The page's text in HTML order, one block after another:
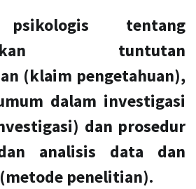
tentang
tuntutan
(klaim pengetahuan),
dalam investigasi
dan prosedur
analisis data dan
penelitian).